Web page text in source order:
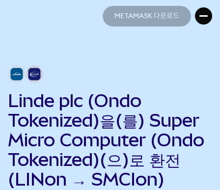
METAMASK 다운로드
Linde plc (Ondo
Tokenized)을(를) Super
Micro Computer (Ondo
Tokenized)(으)로 환전
(LINon → SMCIon)